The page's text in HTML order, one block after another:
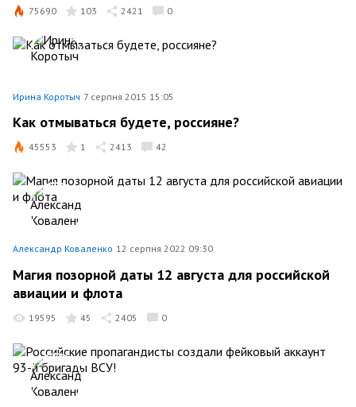
75690 103 2421 0
Ирина Коротыч 7 серпня 2015 15:05
Как отмываться будете, россияне?
45553 1 2413 42
Александр Коваленко 12 серпня 2022 09:30
Магия позорной даты 12 августа для российской
авиации и флота
19595 45 2405 0